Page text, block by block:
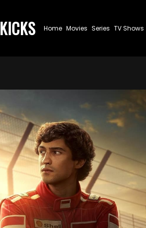
KICKS Home Movies Series TV Shows